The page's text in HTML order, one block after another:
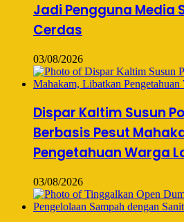
Jadi Pengguna Media
Cerdas
03/08/2026
Dispar Kaltim Susun
Berbasis Pesut
Pengetahuan Warga
03/08/2026